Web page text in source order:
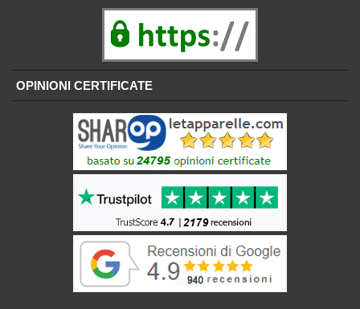
OPINIONI CERTIFICATE